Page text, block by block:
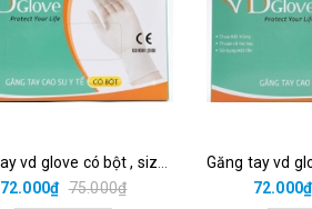
72.000₫ 75.000₫
72.000₫